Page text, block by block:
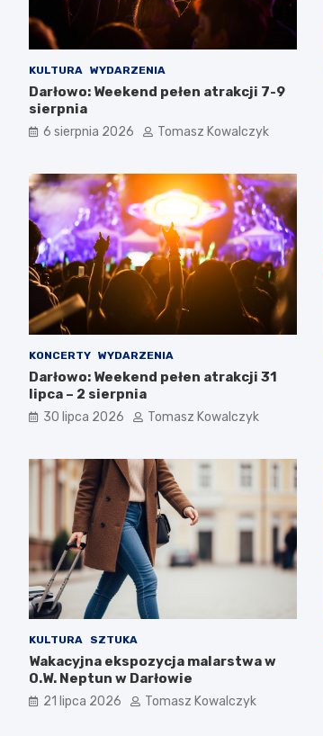
KULTURA WYDARZENIA
Darłowo: Weekend pełen atrakcji 7-9
sierpnia
6 sierpnia 2026 Tomasz Kowalczyk
KONCERTY WYDARZENIA
Darłowo: Weekend pełen atrakcji 31
lipca – 2 sierpnia
30 lipca 2026 Tomasz Kowalczyk
KULTURA SZTUKA
Wakacyjna ekspozycja malarstwa w
O.W. Neptun w Darłowie
21 lipca 2026 Tomasz Kowalczyk